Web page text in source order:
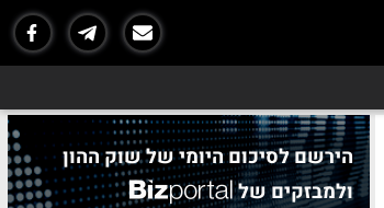
הירשם לסיכום היומי של שוק ההון
ולמבזקים של